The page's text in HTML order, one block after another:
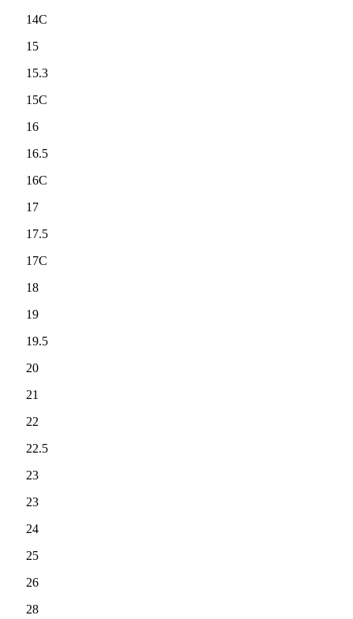
14C
15
15.3
15C
16
16.5
16C
17
17.5
17C
18
19
19.5
20
21
22
22.5
23
23
24
25
26
28